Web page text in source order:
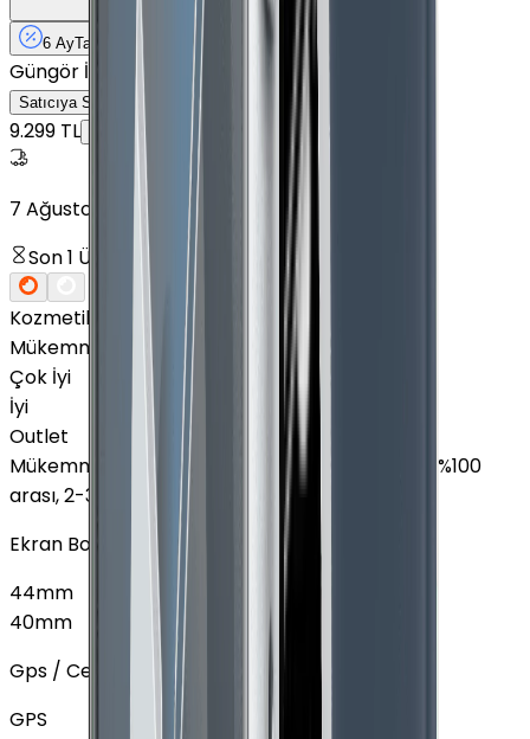
6 AyTaksit 12 Ay Güvence 14 gün
Güngör İletişim
Satıcıya Sor
9.299 TL Peşin Fiyatına 1.333,17 TL
7 Ağustos'ta kargoda!
Son1 Ürün
Kozmetik Durumu
Nasıl Görünüyor?
Mükemmel
Çok İyi
İyi
Outlet
Mükemmel
Ekranda leke yok, Pil sağlığı %85 - %100
arası, 2-3 hafif çizik
Ekran Boyutu
44mm
40mm
Gps / Cellular
GPS